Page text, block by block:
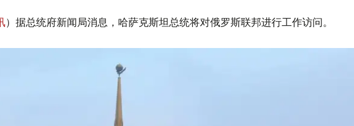
）据总统府新闻局消息，哈萨克斯坦总统将对俄罗斯联邦进行工作访问。